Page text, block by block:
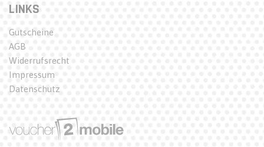
LINKS
Gutscheine
AGB
Widerrufsrecht
Impressum
Datenschutz